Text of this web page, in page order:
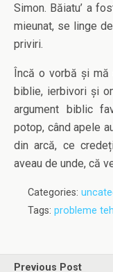
Simon. Băiatu’ a
mieunat, se linge
priviri.
Încă o vorbă și
biblie, ierbivori și
argument biblic
potop, când apele
din arcă, ce
aveau de unde, că
Categories:
Tags: probleme
Previous Post